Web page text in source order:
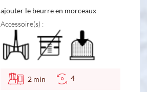
ajouter le beurre en morceaux
Accessoire(s) :
2 min 4